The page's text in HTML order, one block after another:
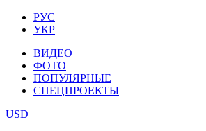
РУС
УКР
ВИДЕО
ФОТО
ПОПУЛЯРНЫЕ
СПЕЦПРОЕКТЫ
USD